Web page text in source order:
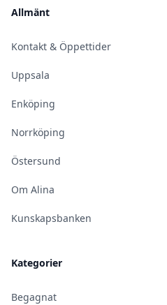
Allmänt
Kontakt & Öppettider
Uppsala
Enköping
Norrköping
Östersund
Om Alina
Kunskapsbanken
Kategorier
Begagnat